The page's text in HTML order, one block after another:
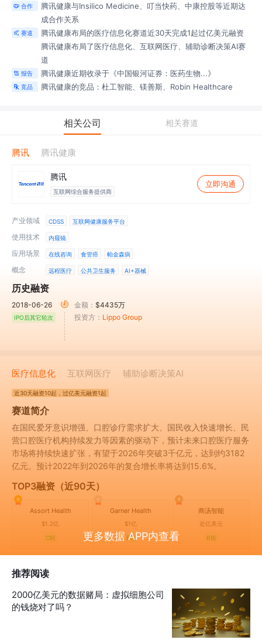
 合作
腾讯健康与Insilico Medicine、叮当快药、中康控股等近期达
成合作关系
 赛道
腾讯健康布局的医疗信息化赛道近30天完成1起过亿美元融资
腾讯健康布局了医疗信息化、互联网医疗、辅助诊断决策AI赛
道
 报告 腾讯健康近期收录于《中国银河证券：医药生物...》
 竞品 腾讯健康的竞品：杜工智能、镁善斯、Robin Healthcare
相关公司 相关赛道
腾讯 腾讯健康
腾讯
互联网综合服务提供商
立即沟通
产业领域 CDSS 互联网健康服务平台
使用技术 内窥镜
应用场景 在线咨询 食管癌 帕金森病
概念 远程医疗 公共卫生服务 AI+器械
历史融资
2018-06-26
IPO后其它轮次
金额： $4435万
投资方： Lippo Group
医疗信息化 互联网医疗 辅助诊断决策AI
近30天融资10起 ，过亿美元融资1起
赛道简介
在国民爱牙意识增强、口腔诊疗需求扩大、国民收入快速增长、民
营口腔医疗机构持续发力等因素的驱动下，预计未来口腔医疗服务
市场将持续快速扩张，有望于2026年突破3千亿元，达到约3182
亿元。预计2022年到2026年的复合增长率将达到15.6%。
TOP3融资（近90天）
Assort Health
$1.2亿
C轮
Garner Health
$1亿
E轮
商汤智能
近亿美元
B轮
更多数据 APP内查看
推荐阅读
2000亿美元的数据赌局：虚拟细胞公司
的钱烧对了吗？